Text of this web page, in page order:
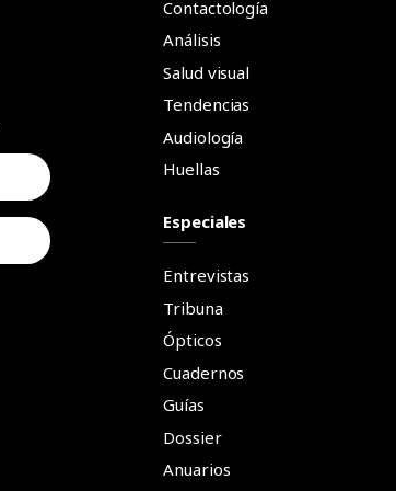
Contactología
Análisis
Salud visual
Tendencias
Audiología
Huellas
Especiales
Entrevistas
Tribuna
Ópticos
Cuadernos
Guías
Dossier
Anuarios